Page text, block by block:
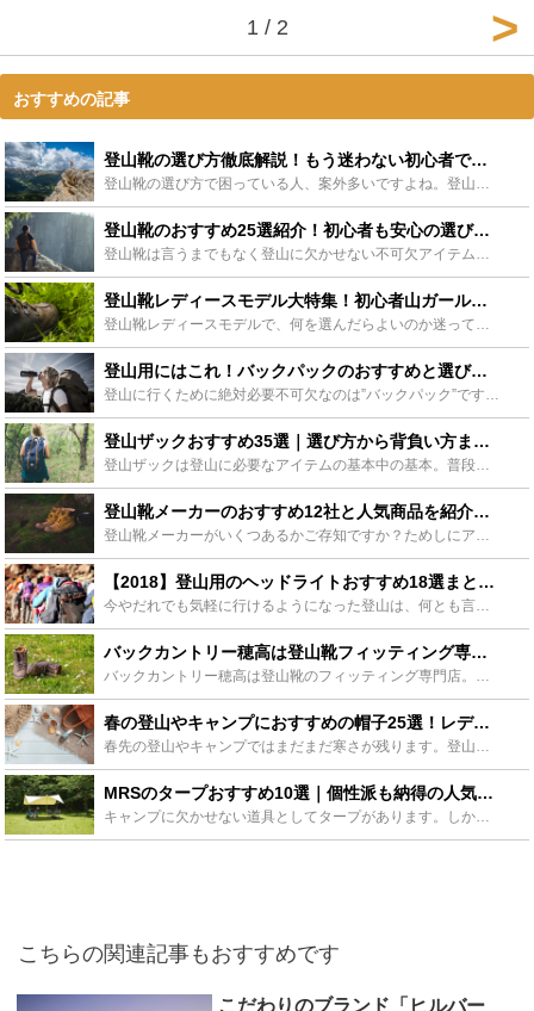
1 / 2
おすすめの記事
登山靴の選び方徹底解説！もう迷わない初心者でも安心のチェックポイント - Leisurego(レジャーゴー)
登山靴の選び方で困っている人、案外多いですよね。登山靴は用途別にたくさん種類があるので、とりあえず足のサイズが合ってればいいというわけにはいきません。そこで今回は登山靴の選び方をおさらいします。初心...
登山靴のおすすめ25選紹介！初心者も安心の選び方からお手入れ方法まで！ - Leisurego(レジャーゴー)
登山靴は言うまでもなく登山に欠かせない不可欠アイテム。しかしいろいろな種類があるのでいざ選ぼうとショップやサイトを回っても迷ってしまいます。今回はおすすめ登山靴を25選厳選。登山スタイルに合わせて登...
登山靴レディースモデル大特集！初心者山ガールにもおすすめの足元装備19選！ - Leisurego(レジャーゴー)
登山靴レディースモデルで、何を選んだらよいのか迷っている山ガールの方はいませんか？機能優先の登山靴ですがおしゃれな女子用モデルも実はたくさんあるんですよ。今回は登山靴のレディースモデルを大特集。機能...
登山用にはこれ！バックパックのおすすめと選び方をご紹介！ - Leisurego(レジャーゴー)
登山に行くために絶対必要不可欠なのは”バックパック”です。自分に合ったバックパックを見つけて登山で楽しい思い出を作りたいですよね。今回登山用バックパックの選び方やおすすめのバックパックなどわかりやす...
登山ザックおすすめ35選｜選び方から背負い方までマスターしよう！ - Leisurego(レジャーゴー)
登山ザックは登山に必要なアイテムの基本中の基本。普段わたしたちが街中で使うリュックとは違い、登山に必要なさまざまな機能が付加されています。今回は登山ザックのおすすめ商品を35選ご紹介。自分に合ったザ...
登山靴メーカーのおすすめ12社と人気商品を紹介！選び方やお手入れ方法も！ - Leisurego(レジャーゴー)
登山靴メーカーがいくつあるかご存知ですか？ためしにアマゾンで数えて見たら50社以上ありました。これだけ多いと登山靴を選ぶのにも一苦労です。今回はその中から注目のおすすめ登山靴メーカーと一番人気の商品...
【2018】登山用のヘッドライトおすすめ18選まとめ！相棒はこれで決まり！ - Leisurego(レジャーゴー)
今やだれでも気軽に行けるようになった登山は、何とも言えない楽しさがありはまる人が続出しています。この記事ではそんな登山に必要不可欠な登山用ヘッドライトのオススメをタイプ分けして18個紹介します！自分...
バックカントリー穂高は登山靴フィッティング専門店！評判のサービスをご紹介！ - Leisurego(レジャーゴー)
バックカントリー穂高は登山靴のフィッティング専門店。登山を快適、安全に行うための強い味方になってくれる頼もしい存在として登山者の間で評判です。今回はそのバックカントリー穂高をご紹介。靴選びで迷ってい...
春の登山やキャンプにおすすめの帽子25選！レディース・メンズ・種類別 - Leisurego(レジャーゴー)
春先の登山やキャンプではまだまだ寒さが残ります。登山帽子でしっかりと防寒したいですね。防寒のために帽子が良いのは知っていても、自分は似合わないからと諦めている貴方にも似合う帽子を探せる方法を解説、合...
MRSのタープおすすめ10選｜個性派も納得の人気ブランドをチェックしよう！ - Leisurego(レジャーゴー)
キャンプに欠かせない道具としてタープがあります。しかしタープもブランドや種類が様々。どれを選べばいいかわからないということはありませんか？そんな人にはMRSのタープがおすすめです。今回はMRSのター...
こちらの関連記事もおすすめです
こだわりのブランド「ヒルバー